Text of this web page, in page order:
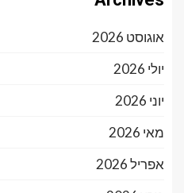
אוגוסט 2026
יולי 2026
יוני 2026
מאי 2026
אפריל 2026